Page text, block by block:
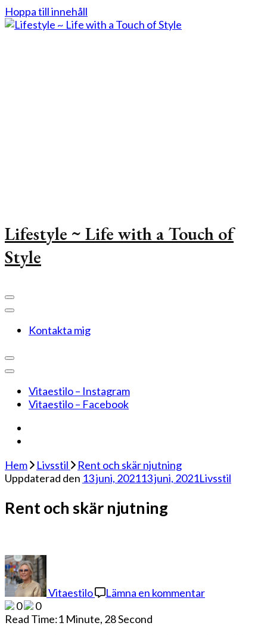
Hoppa till innehåll
Lifestyle ~ Life with a Touch of
Style
Kontakta mig
Vitaestilo – Instagram
Vitaestilo – Facebook
Hem Livsstil
Rent och skär njutning
Uppdaterad den 13 juni, 202113 juni, 2021Livsstil
Rent och skär njutning
Vitaestilo Lämna en kommentar
skär
0
0
Read Time:1 Minute, 28 Second